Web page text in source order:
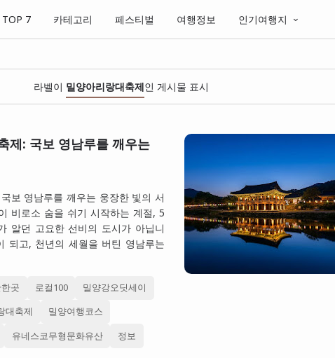
TOP 7 카테고리 페스티벌 여행정보 인기여행지
라벨이 밀양아리랑대축제인 게시물 표시
제: 국보 영남루를 깨우는
보 영남루를 깨우는 웅장한 빛의 서
비로소 숨을 쉬기 시작하는 계절, 5
알던 고요한 선비의 도시가 아닙니
되고, 천년의 세월을 버틴 영남루는
곳 로컬100 밀양강오딧세이
대축제 밀양여행코스
유네스코무형문화유산 정보